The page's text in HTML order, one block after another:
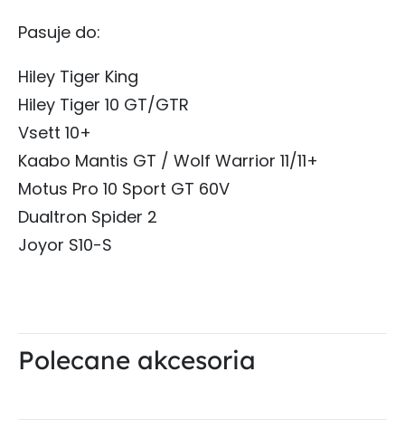
Pasuje do:
Hiley Tiger King
Hiley Tiger 10 GT/GTR
Vsett 10+
Kaabo Mantis GT / Wolf Warrior 11/11+
Motus Pro 10 Sport GT 60V
Dualtron Spider 2
Joyor S10-S
Polecane akcesoria